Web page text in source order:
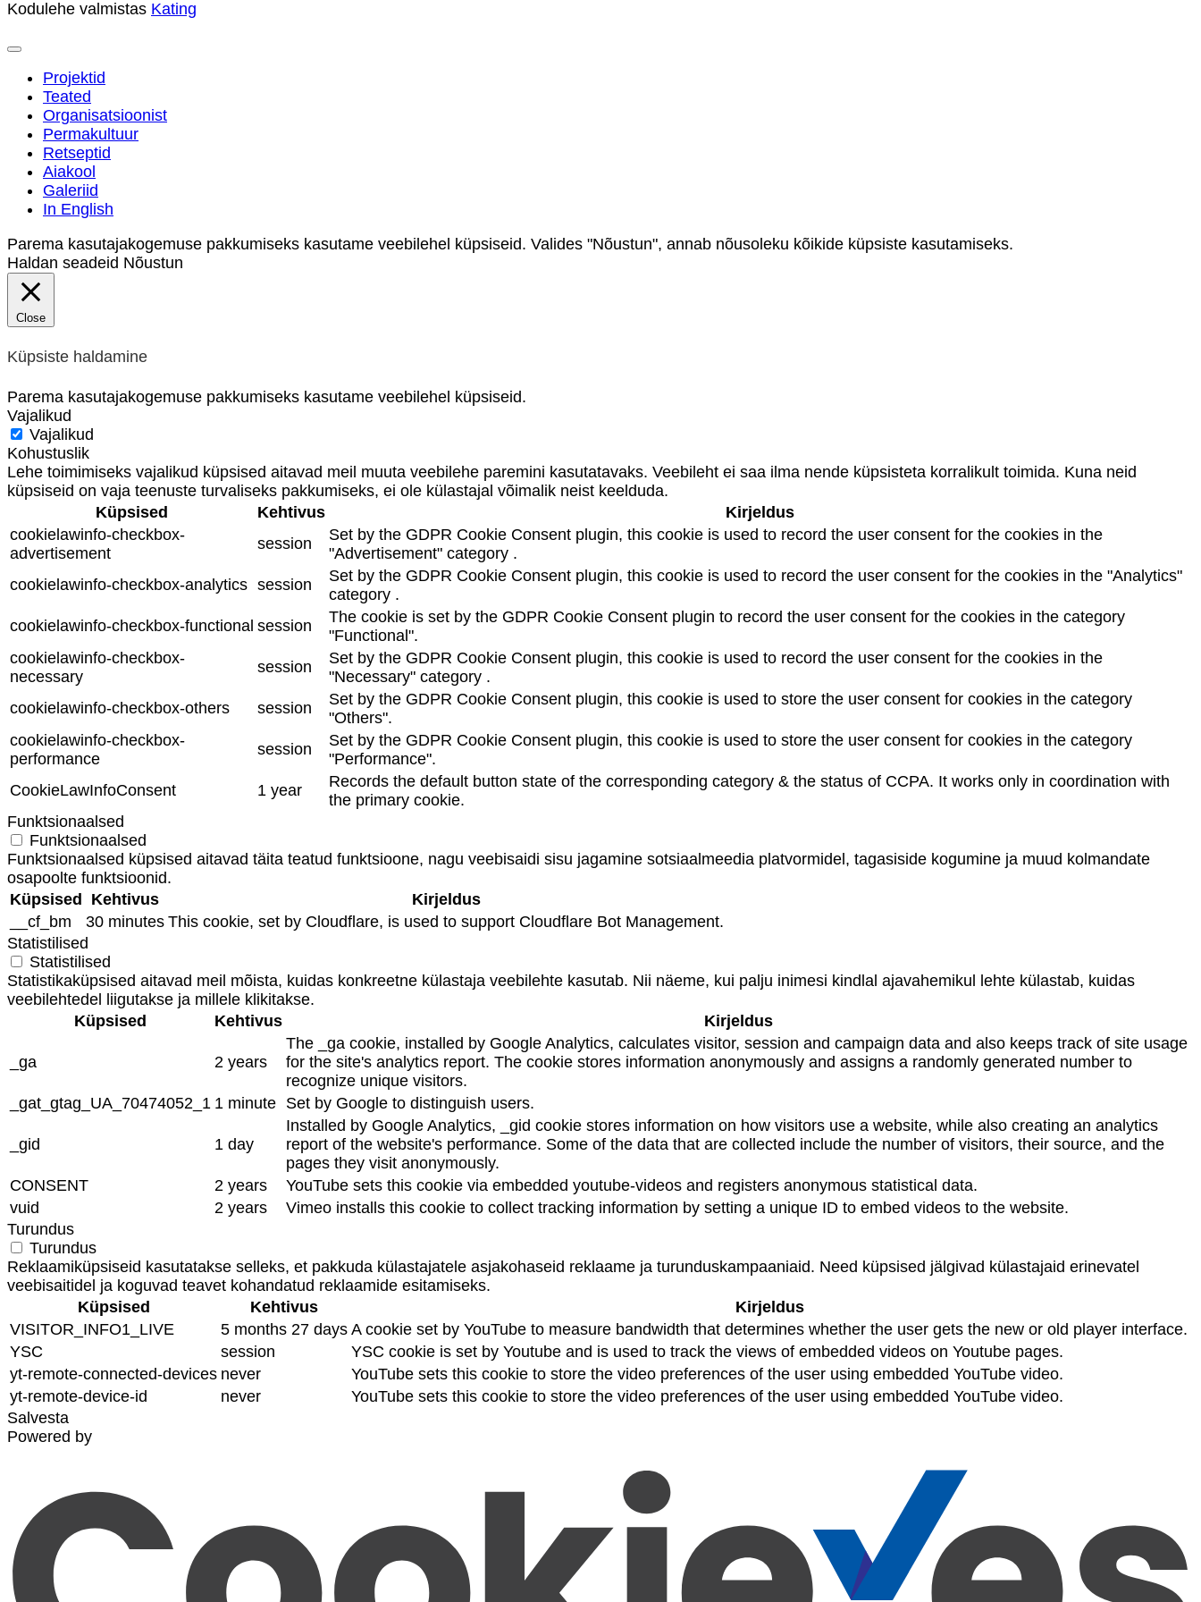
Kodulehe valmistas Kating
Projektid
Teated
Organisatsioonist
Permakultuur
Retseptid
Aiakool
Galeriid
In English
Parema kasutajakogemuse pakkumiseks kasutame veebilehel küpsiseid. Valides "Nõustun", annab nõusoleku kõikide küpsiste kasutamiseks.
Haldan seadeid Nõustun
Close
Küpsiste haldamine
Parema kasutajakogemuse pakkumiseks kasutame veebilehel küpsiseid.
Vajalikud
Vajalikud
Kohustuslik
Lehe toimimiseks vajalikud küpsised aitavad meil muuta veebilehe paremini kasutatavaks. Veebileht ei saa ilma nende küpsisteta korralikult toimida. Kuna neid
küpsiseid on vaja teenuste turvaliseks pakkumiseks, ei ole külastajal võimalik neist keelduda.
Küpsised
Kehtivus
Kirjeldus
cookielawinfo-checkbox-
advertisement
session
Set by the GDPR Cookie Consent plugin, this cookie is used to record the user consent for the cookies in the
"Advertisement" category .
cookielawinfo-checkbox-analytics session
Set by the GDPR Cookie Consent plugin, this cookie is used to record the user consent for the cookies in the "Analytics"
category .
cookielawinfo-checkbox-functional session
The cookie is set by the GDPR Cookie Consent plugin to record the user consent for the cookies in the category
"Functional".
cookielawinfo-checkbox-
necessary
session
Set by the GDPR Cookie Consent plugin, this cookie is used to record the user consent for the cookies in the
"Necessary" category .
cookielawinfo-checkbox-others
session
Set by the GDPR Cookie Consent plugin, this cookie is used to store the user consent for cookies in the category
"Others".
cookielawinfo-checkbox-
performance
session
Set by the GDPR Cookie Consent plugin, this cookie is used to store the user consent for cookies in the category
"Performance".
CookieLawInfoConsent
1 year
Records the default button state of the corresponding category & the status of CCPA. It works only in coordination with
the primary cookie.
Funktsionaalsed
Funktsionaalsed
Funktsionaalsed küpsised aitavad täita teatud funktsioone, nagu veebisaidi sisu jagamine sotsiaalmeedia platvormidel, tagasiside kogumine ja muud kolmandate
osapoolte funktsioonid.
Küpsised Kehtivus
Kirjeldus
__cf_bm
30 minutes This cookie, set by Cloudflare, is used to support Cloudflare Bot Management.
Statistilised
Statistilised
Statistikaküpsised aitavad meil mõista, kuidas konkreetne külastaja veebilehte kasutab. Nii näeme, kui palju inimesi kindlal ajavahemikul lehte külastab, kuidas
veebilehtedel liigutakse ja millele klikitakse.
Küpsised
Kehtivus Kirjeldus
_ga 2 years
The _ga cookie, installed by Google Analytics, calculates visitor, session and campaign data and also keeps track of site usage
for the site's analytics report. The cookie stores information anonymously and assigns a randomly generated number to
recognize unique visitors.
_gat_gtag_UA_70474052_1 1 minute Set by Google to distinguish users.
_gid 1 day
Installed by Google Analytics, _gid cookie stores information on how visitors use a website, while also creating an analytics
report of the website's performance. Some of the data that are collected include the number of visitors, their source, and the
pages they visit anonymously.
CONSENT
2 years
YouTube sets this cookie via embedded youtube-videos and registers anonymous statistical data.
vuid
2 years
Vimeo installs this cookie to collect tracking information by setting a unique ID to embed videos to the website.
Turundus
Turundus
Reklaamiküpsiseid kasutatakse selleks, et pakkuda külastajatele asjakohaseid reklaame ja turunduskampaaniaid. Need küpsised jälgivad külastajaid erinevatel
veebisaitidel ja koguvad teavet kohandatud reklaamide esitamiseks.
Küpsised
Kehtivus
Kirjeldus
VISITOR_INFO1_LIVE
5 months 27 days A cookie set by YouTube to measure bandwidth that determines whether the user gets the new or old player interface.
YSC
session
YSC cookie is set by Youtube and is used to track the views of embedded videos on Youtube pages.
yt-remote-connected-devices never
YouTube sets this cookie to store the video preferences of the user using embedded YouTube video.
yt-remote-device-id
never
YouTube sets this cookie to store the video preferences of the user using embedded YouTube video.
Salvesta
Powered by